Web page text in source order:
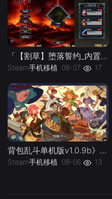
「【割草】堕落誓约_内置作弊菜单」-手机移植版下载-.均亲测可玩
Steam手机移植 08-07 17
背包乱斗单机版v1.0.9b》[完整版]Steam移植
Steam手机移植 08-06 13